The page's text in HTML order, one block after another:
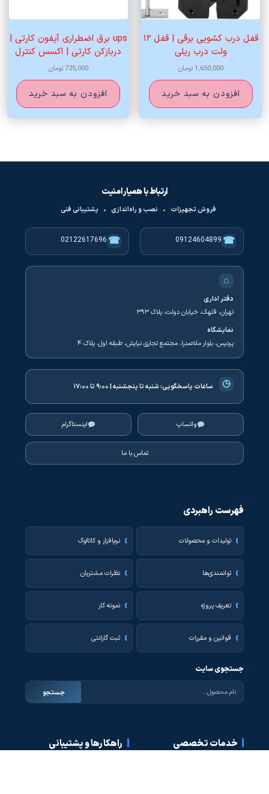
قفل درب کشویی برقی | قفل ۱۲
ولت درب ریلی
1,650,000 تومان
افزودن به سبد خرید
ups برق اضطراری آیفون کارتی |
دربازکن کارتی | اکسس کنترل
735,000تومان
افزودن به سبد خرید
ارتباط با همیار امنیت
فروش تجهیزات • نصب و راه‌اندازی • پشتیبانی فنی
☎
09124604899
☎
02122617696
⌂
دفتر اداری
تهران، قلهک، خیابان دولت، پلاک ۳۹۳
نمایشگاه
پردیس، بلوار ملاصدرا، مجتمع تجاری نیایش، طبقه اول، پلاک ۴
◷ ساعات پاسخگویی:شنبه تا پنجشنبه | ۹:۰۰ تا ۱۷:۰۰
واتساپ اینستاگرام
تماس با ما
فهرست راهبردی
تولیدات و محصولات نرم‌افزار و کاتالوگ
توانمندی‌ها نظرات مشتریان
تعریف پروژه نمونه کار
قوانین و مقررات ثبت گارانتی
جستجوی سایت
جستجو
خدمات تخصصی راهکارها و پشتیبانی